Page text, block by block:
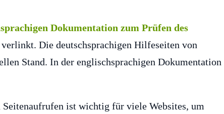
Dokumentation zum Prüfen des
Die deutschsprachigen Hilfeseiten von
Stand. In der englischsprachigen Dokumentation
ist wichtig für viele Websites, um